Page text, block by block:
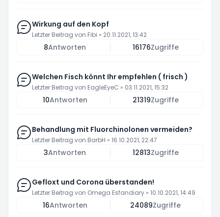
Wirkung auf den Kopf
Letzter Beitrag von Fibi » 20.11.2021, 13:42
8Antworten 16176Zugriffe
Welchen Fisch könnt Ihr empfehlen ( frisch )
Letzter Beitrag von EagleEyeC » 03.11.2021, 15:32
10Antworten 21319Zugriffe
Behandlung mit Fluorchinolonen vermeiden?
Letzter Beitrag von BarbH » 16.10.2021, 22:47
3Antworten 12813Zugriffe
Gefloxt und Corona überstanden!
Letzter Beitrag von Omega Esfandiary » 10.10.2021, 14:49
16Antworten 24089Zugriffe